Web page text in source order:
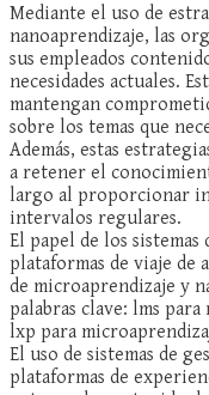
Mediante el uso de
nanoaprendizaje, las
sus empleados
necesidades actuales.
mantengan
sobre los temas que
Además, estas
a retener el
largo al proporcionar
intervalos regulares.
El papel de los
plataformas de viaje de
de microaprendizaje y
palabras clave: lms
lxp para
El uso de sistemas de
plataformas de